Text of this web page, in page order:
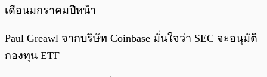
เดือนมกราคมปีหน้า
Paul Greawl จากบริษัท Coinbase มั่นใจว่า SEC จะอนุมัติ
กองทุน ETF